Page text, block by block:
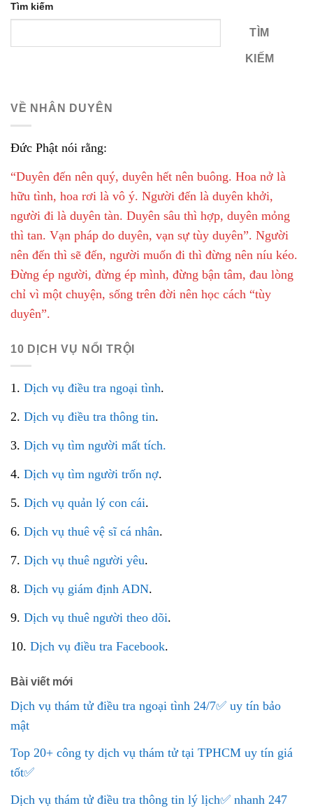
Tìm kiếm
TÌM
KIẾM
VỀ NHÂN DUYÊN
Đức Phật nói rằng:
“Duyên đến nên quý, duyên hết nên buông. Hoa nở là
hữu tình, hoa rơi là vô ý. Người đến là duyên khởi,
người đi là duyên tàn. Duyên sâu thì hợp, duyên mỏng
thì tan. Vạn pháp do duyên, vạn sự tùy duyên”. Người
nên đến thì sẽ đến, người muốn đi thì đừng nên níu kéo.
Đừng ép người, đừng ép mình, đừng bận tâm, đau lòng
chỉ vì một chuyện, sống trên đời nên học cách “tùy
duyên”.
10 DỊCH VỤ NỔI TRỘI
1. Dịch vụ điều tra ngoại tình.
2. Dịch vụ điều tra thông tin.
3. Dịch vụ tìm người mất tích.
4. Dịch vụ tìm người trốn nợ.
5. Dịch vụ quản lý con cái.
6. Dịch vụ thuê vệ sĩ cá nhân.
7. Dịch vụ thuê người yêu.
8. Dịch vụ giám định ADN.
9. Dịch vụ thuê người theo dõi.
10. Dịch vụ điều tra Facebook.
Bài viết mới
Dịch vụ thám tử điều tra ngoại tình 24/7✅ uy tín bảo
mật
Top 20+ công ty dịch vụ thám tử tại TPHCM uy tín giá
tốt✅
Dịch vụ thám tử điều tra thông tin lý lịch✅ nhanh 247